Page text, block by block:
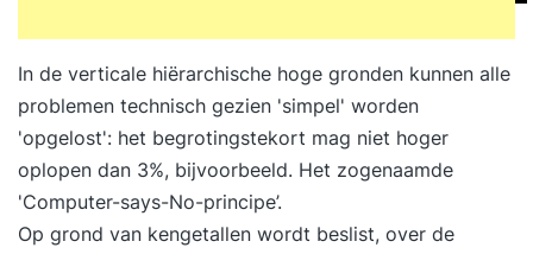
In de verticale hiërarchische hoge gronden kunnen alle
problemen technisch gezien 'simpel' worden
'opgelost': het begrotingstekort mag niet hoger
oplopen dan 3%, bijvoorbeeld. Het zogenaamde
'Computer-says-No-principe’.
Op grond van kengetallen wordt beslist, over de